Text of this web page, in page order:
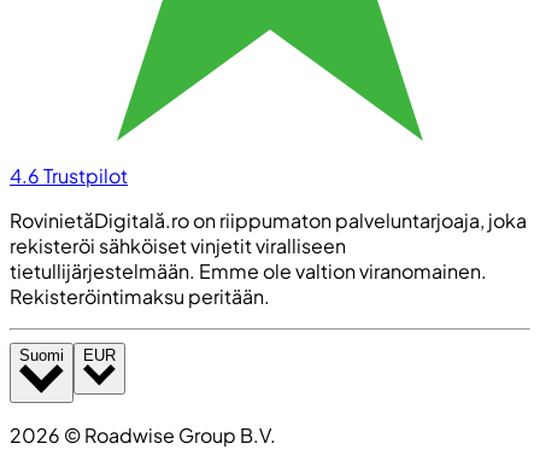
4.6Trustpilot
RovinietăDigitală.ro on riippumaton palveluntarjoaja, joka
rekisteröi sähköiset vinjetit viralliseen
tietullijärjestelmään. Emme ole valtion viranomainen.
Rekisteröintimaksu peritään.
Suomi EUR
2026 ©Roadwise Group B.V.